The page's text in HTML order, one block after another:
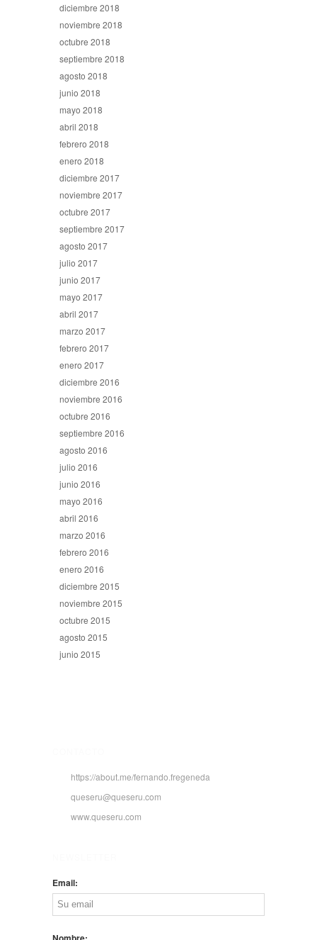
diciembre 2018
noviembre 2018
octubre 2018
septiembre 2018
agosto 2018
junio 2018
mayo 2018
abril 2018
febrero 2018
enero 2018
diciembre 2017
noviembre 2017
octubre 2017
septiembre 2017
agosto 2017
julio 2017
junio 2017
mayo 2017
abril 2017
marzo 2017
febrero 2017
enero 2017
diciembre 2016
noviembre 2016
octubre 2016
septiembre 2016
agosto 2016
julio 2016
junio 2016
mayo 2016
abril 2016
marzo 2016
febrero 2016
enero 2016
diciembre 2015
noviembre 2015
octubre 2015
agosto 2015
junio 2015
https://about.me/fernando.fregeneda
queseru@queseru.com
www.queseru.com
Email: